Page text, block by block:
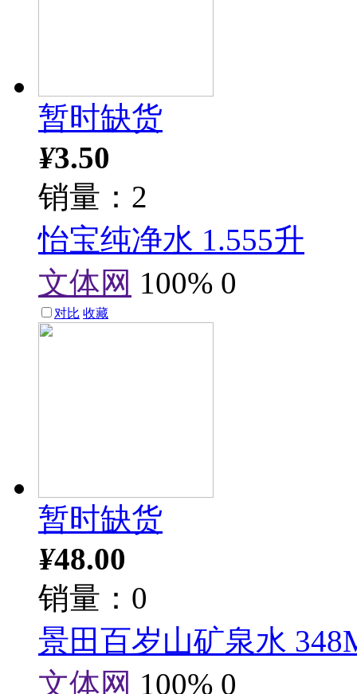
暂时缺货
¥3.50
销量：2
怡宝纯净水 1.555升
文体网 100% 0
对比 收藏
暂时缺货
¥48.00
销量：0
景田百岁山矿泉水
文体网 100% 0